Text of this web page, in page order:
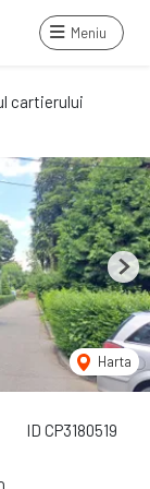
Meniu
cartierului
ID CP3180519
Harta
Next